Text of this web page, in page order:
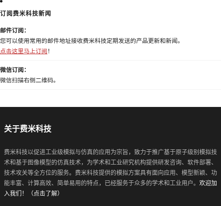
订阅费米科技新闻
邮件订阅：
您可以使用常用的邮件地址接收费米科技定期发送的产品更新和新闻。
点击这里马上订阅 ！
微信订阅：
微信扫描右侧二维码。
关于费米科技
费米科技以促进工业级模拟与仿真的应用为宗旨，致力于推广基于原子级别模拟技
术和基于图像模型的仿真技术，为学术和工业研究机构提供研发咨询、软件部署、
技术攻关等全方位的服务。费米科技提供的模拟方案具有面向应用、模型新颖、功
能丰富、计算高效、简单易用的特点，已经服务于众多的学术和工业用户。 欢迎加
入我们！（点击了解）